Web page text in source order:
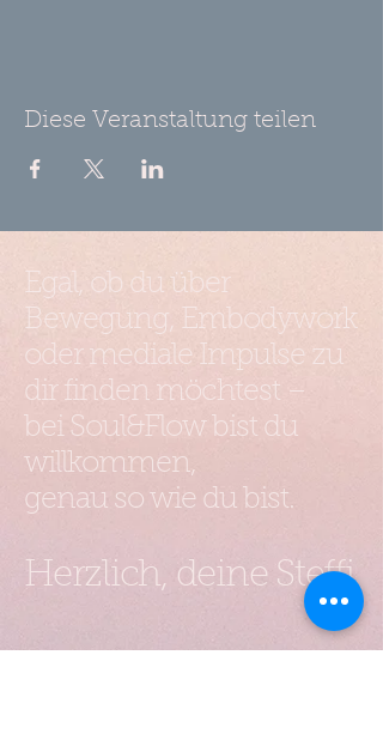
Diese Veranstaltung teilen
Egal, ob du über
Bewegung, Embodywork
oder mediale Impulse zu
dir finden möchtest –
bei Soul&Flow bist du
willkommen,
genau so wie du bist.
Herzlich, deine Steffi